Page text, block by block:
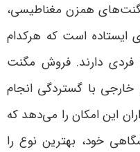
همزن مغناطیسی،
است که هرکدام
فردی دارند. فروش مگنت
خارجی با گستردگی انجام
این امکان را می‌دهد که
خود، بهترین نوع را